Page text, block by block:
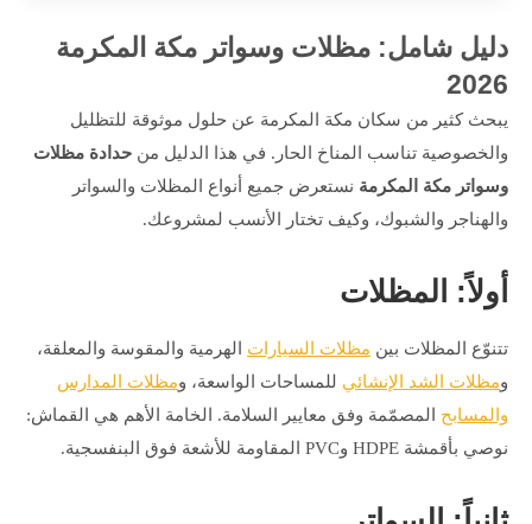
دليل شامل: مظلات وسواتر مكة المكرمة
2026
يبحث كثير من سكان مكة المكرمة عن حلول موثوقة للتظليل
والخصوصية تناسب المناخ الحار. في هذا الدليل من حدادة مظلات
وسواتر مكة المكرمة نستعرض جميع أنواع المظلات والسواتر
والهناجر والشبوك، وكيف تختار الأنسب لمشروعك.
أولاً: المظلات
تتنوّع المظلات بين مظلات السيارات الهرمية والمقوسة والمعلقة،
ومظلات الشد الإنشائي للمساحات الواسعة، ومظلات المدارس
والمسابح المصمّمة وفق معايير السلامة. الخامة الأهم هي القماش:
نوصي بأقمشة HDPE وPVC المقاومة للأشعة فوق البنفسجية.